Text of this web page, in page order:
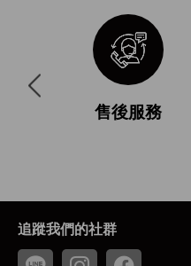
售後服務
追蹤我們的社群